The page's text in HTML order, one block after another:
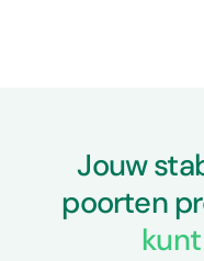
Jouw
poorten